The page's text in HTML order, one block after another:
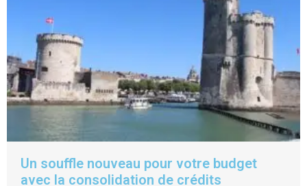
Un souffle nouveau pour votre budget
avec la consolidation de crédits